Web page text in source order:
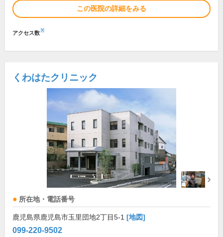
この医院の詳細をみる
アクセス数※
くわはたクリニック
所在地・電話番号
鹿児島県鹿児島市玉里団地2丁目5-1 [地図]
099-220-9502